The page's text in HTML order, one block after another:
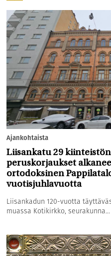
Ajankohtaista
Liisankatu 29
peruskorjaukset
ortodoksinen
vuotisjuhlavuotta
Liisankadun 120-vuotta
muassa Kotikirkko, seurakunna...